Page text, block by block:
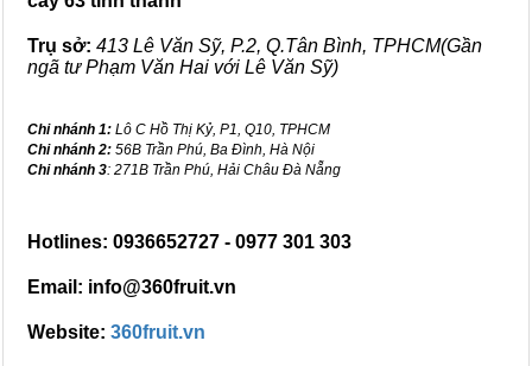
Trụ sở: 413 Lê Văn Sỹ, P.2, Q.Tân Bình, TPHCM(Gần
ngã tư Phạm Văn Hai với Lê Văn Sỹ)
Chi nhánh 1: Lô C Hồ Thị Kỷ, P1, Q10, TPHCM
Chi nhánh 2: 56B Trần Phú, Ba Đình, Hà Nội
Chi nhánh 3: 271B Trần Phú, Hải Châu Đà Nẵng
Hotlines: 0936652727 - 0977 301 303
Email: info@360fruit.vn
Website: 360fruit.vn